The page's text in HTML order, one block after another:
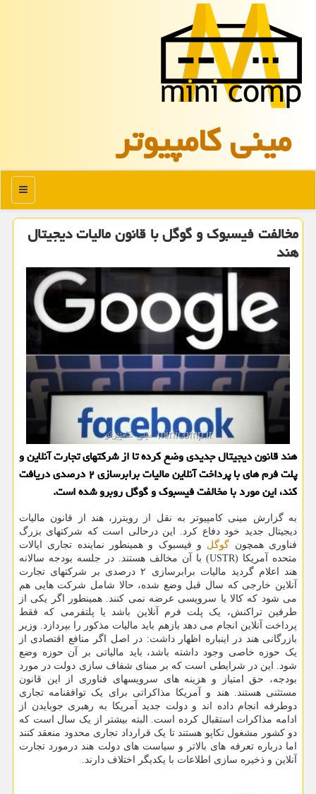
مینی كامپیوتر
منو
مخالفت فیسبوك و گوگل با قانون مالیات دیجیتال
هند
هند قانون دیجیتال جدیدی وضع کرده تا از شرکتهای تجارت آنلاین و
پلت فرم های با پرداخت آنلاین مالیات برابرسازی ۲ درصدی دریافت
کند، این مورد با مخالفت فیسبوک و گوگل روبرو شده است.
به گزارش مینی کامپیوتر به نقل از رویترز، هند از قانون مالیات
دیجیتال جدید خود دفاع کرد. این درحالی است که شرکتهای بزرگ
فناوری همچون گوگل و فیسبوک و همینطور نماینده تجاری ایالات
متحده آمریکا (USTR) با آن مخالف هستند. در جلسه بودجه سالانه
هند اعلام گردید مالیات برابرسازی ۲ درصدی بر شرکتهای تجارت
آنلاین خارجی که سال قبل وضع شده، حالا شامل شرکت هایی هم
می شود که کالا یا سرویسی عرضه نمی کنند. همینطور اگر یکی از
طرفین تراکنش، یک پلت فرم آنلاین باشد یا پلتفرمی که فقط
پرداخت آنلاین انجام می دهد بازهم باید مالیات مذکور را بپردازد. وزیر
بازرگانی هند در اینباره اظهار داشت: در اصل اگر منافع اقتصادی از
یک حوزه خاصی وجود داشته باشد، باید مالیاتی بر آن حوزه وضع
شود. این در شرایطی است که بر مبنای شفاف سازی دولت در مورد
بودجه، حق امتیاز و هزینه های سرویسهای فناوری از این قانون
مستثنی هستند. هند و آمریکا مذاکراتی برای یک توافقنامه تجاری
دوطرفه انجام داده اند و دولت جدید آمریکا به رهبری جوبایدن از
ادامه مذاکرات استقبال کرده است. البته بیشتر از یک سال است که
دو کشور مشغول تکاپو هستند تا یک قرارداد تجاری محدود منعقد کنند
اما درباره تعرفه های بالاتر و سیاست های دولت هند درمورد تجارت
آنلاین و ذخیره سازی اطلاعات با یکدیگر اختلاف دارند.